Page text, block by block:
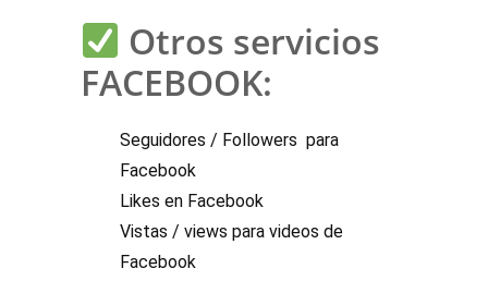
Otros servicios
FACEBOOK:
Seguidores / Followers para
Facebook
Likes en Facebook
Vistas / views para videos de
Facebook